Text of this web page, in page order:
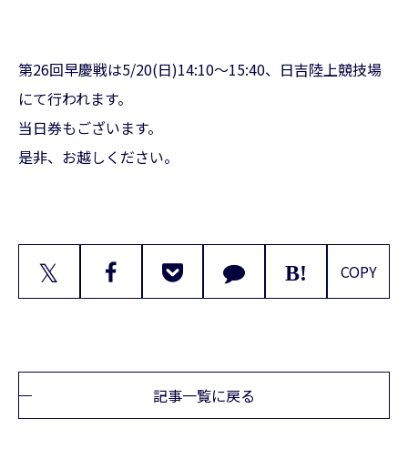
第26回早慶戦は5/20(日)14:10〜15:40、日吉陸上競技場
にて行われます。
当日券もございます。
是非、お越しください。
𝕏 COPY
記事一覧に戻る